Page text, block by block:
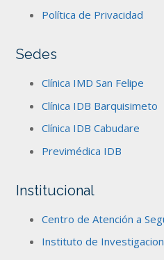
Política de Privacidad
Sedes
Clínica IMD San Felipe
Clínica IDB Barquisimeto
Clínica IDB Cabudare
Previmédica IDB
Institucional
Centro de Atención a
Instituto de